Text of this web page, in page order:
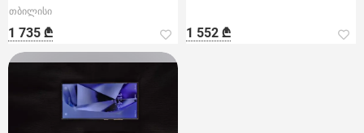
თბილისი
1 735 ₾ 1 552 ₾